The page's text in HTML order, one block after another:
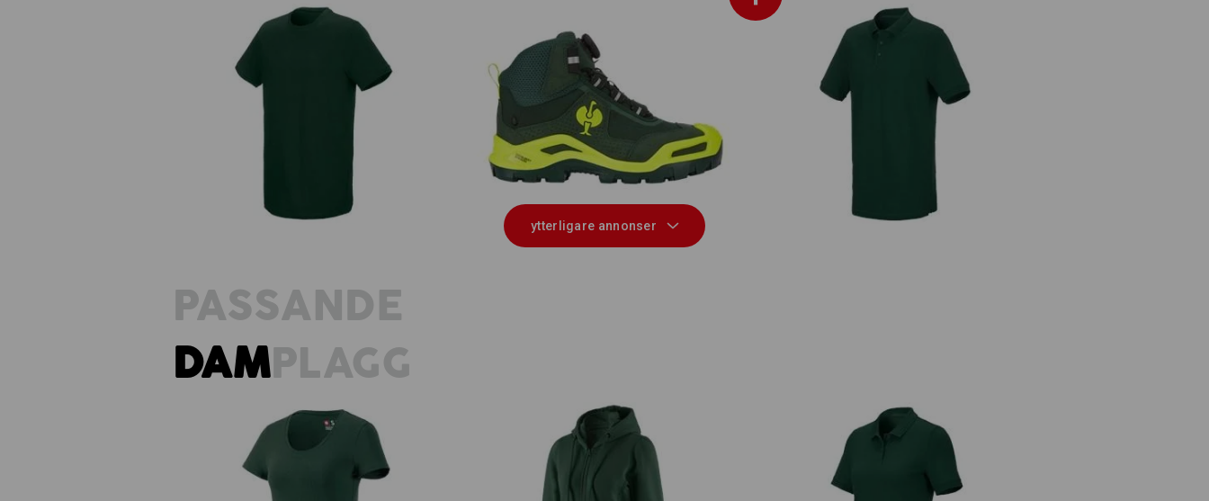
e.s. T-shirt cotton stretch, long fit S3 Skyddsskor e.s. Kastra II mid e.s. Piqué-Polo cotton stretch, long fit
ytterligare annonser
PASSANDE
DAMPLAGG